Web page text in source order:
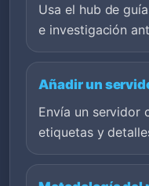
Usa el hub de
e investigación
Añadir un
Envía un servidor
etiquetas y